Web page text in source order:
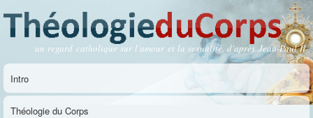
contenu
principal
Théologie du Corps
un regard catholique sur l'amour et la sexualité, d'après Jean-Paul II
Menu principal
Intro
Théologie du Corps